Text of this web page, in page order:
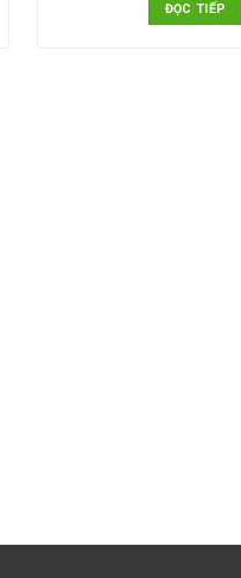
ĐỌC TIẾP